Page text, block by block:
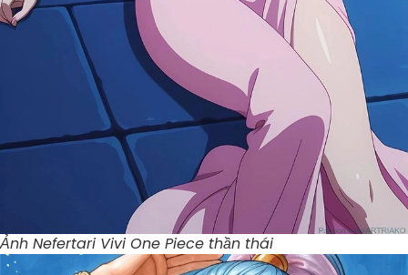
Ảnh Nefertari Vivi One Piece thần thái